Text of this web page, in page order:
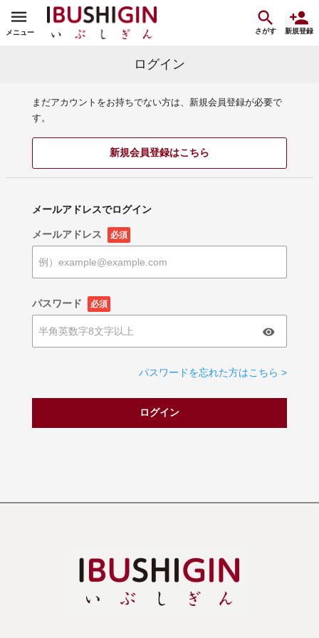
メニュー さがす 新規登録
ログイン
まだアカウントをお持ちでない方は、新規会員登録が必要で
す。
新規会員登録はこちら
メールアドレスでログイン
メールアドレス 必須
パスワード 必須
パスワードを忘れた方はこちら >
ログイン